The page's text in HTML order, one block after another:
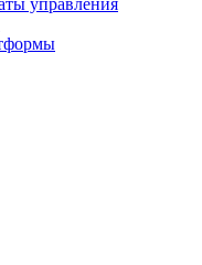
управления